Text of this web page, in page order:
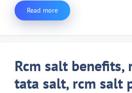
Read more
Rcm salt benefits,
tata salt, rcm salt